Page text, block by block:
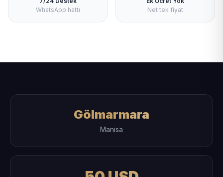
WhatsApp hattı
Net tek fiyat
Gölmarmara
Manisa